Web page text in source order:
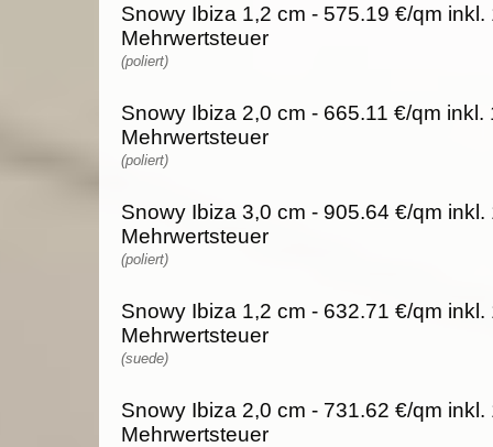
Snowy Ibiza 1,2 cm - 575.19 €/qm inkl.
Mehrwertsteuer
(poliert)
Snowy Ibiza 2,0 cm - 665.11 €/qm inkl.
Mehrwertsteuer
(poliert)
Snowy Ibiza 3,0 cm - 905.64 €/qm inkl.
Mehrwertsteuer
(poliert)
Snowy Ibiza 1,2 cm - 632.71 €/qm inkl.
Mehrwertsteuer
(suede)
Snowy Ibiza 2,0 cm - 731.62 €/qm inkl.
Mehrwertsteuer